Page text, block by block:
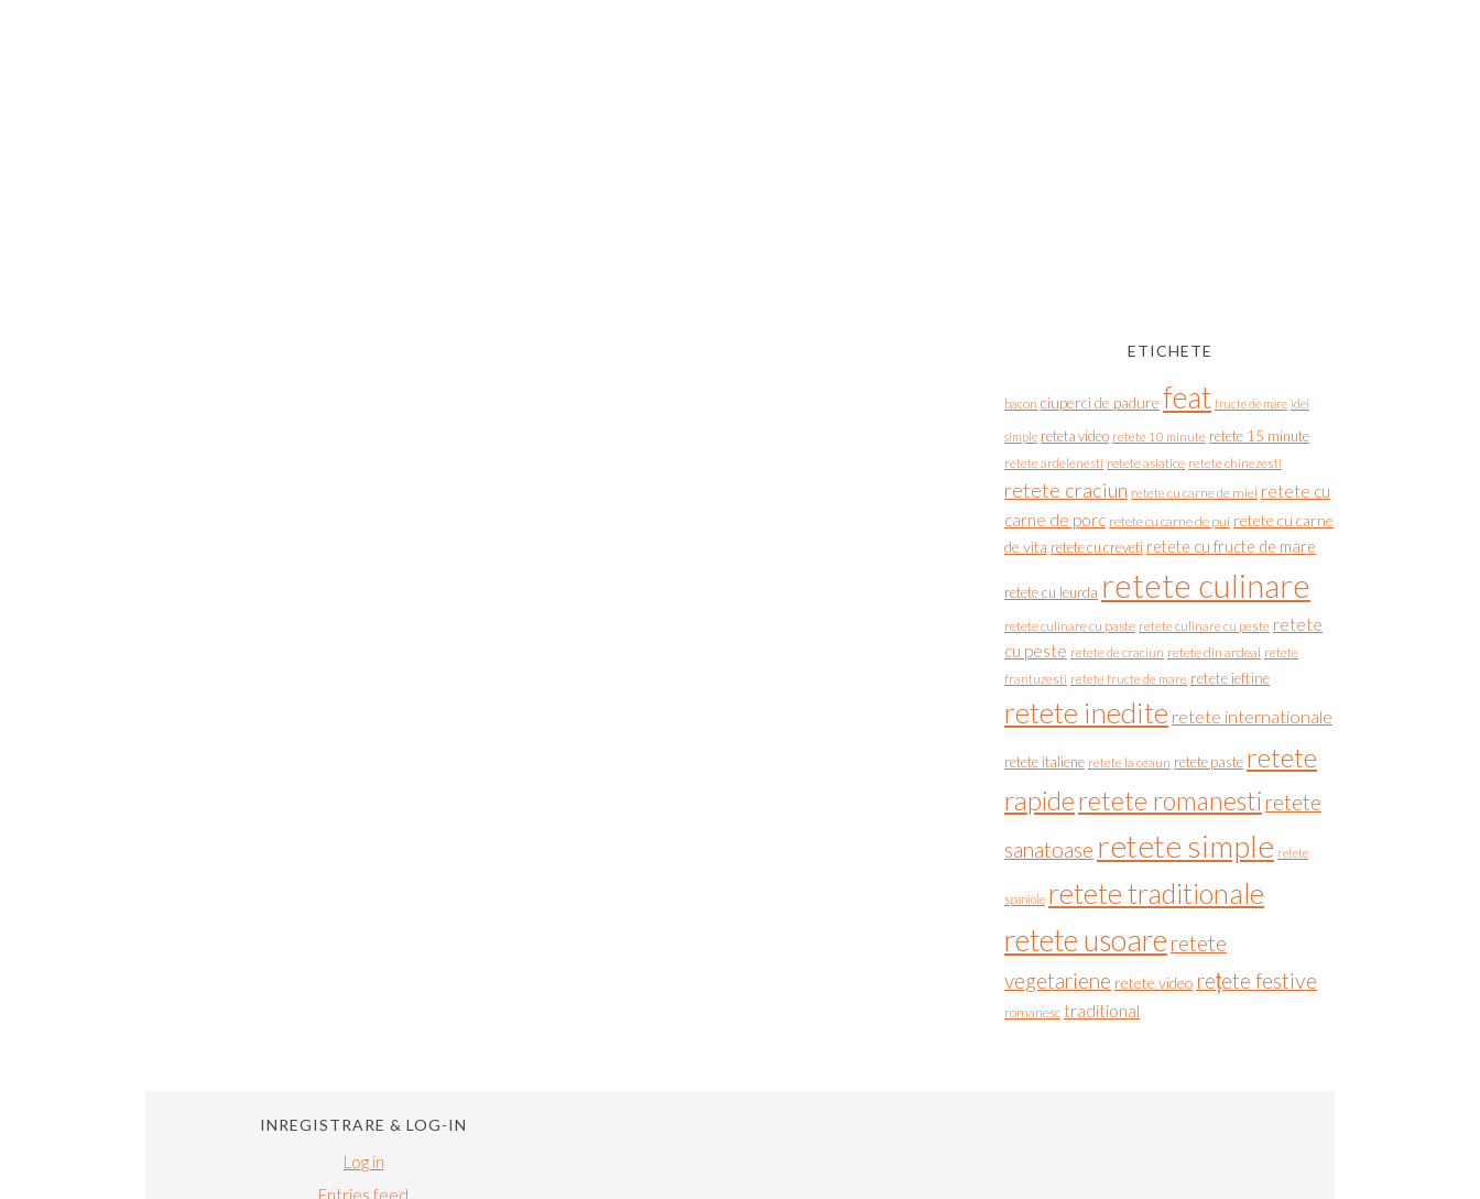
ETICHETE
bacon ciuperci de padure feat fructe de mare idei
simple reteta video retete 10 minute retete 15 minute
retete ardelenesti retete asiatice retete chinezesti
retete craciun retete cu carne de miel retete cu
carne de porc retete cu carne de pui retete cu carne
de vita retete cu creveti retete cu fructe de mare
retete cu leurda retete culinare
retete culinare cu paste retete culinare cu peste retete
cu peste retete de craciun retete din ardeal retete
frantuzesti retete fructe de mare retete ieftine
retete inedite retete internationale
retete italiene retete la ceaun retete paste retete
rapideretete romanesti retete
sanatoase retete simple retete
spaniole retete traditionale
retete usoare retete
vegetariene retete video rețete festive
romanesc traditional
INREGISTRARE & LOG-IN
Log in
Entries feed